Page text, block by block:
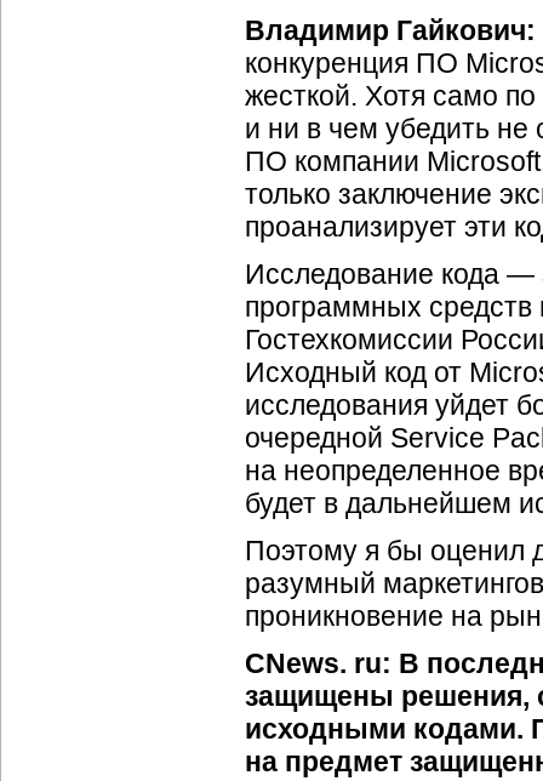
Владимир Гайкович:
конкуренция ПО
жесткой. Хотя само по
и ни в чем убедить не
ПО компании
только заключение
проанализирует эти
Исследование кода —
программных
Гостехкомиссии
Исходный код от
исследования уйдет
очередной Service
на неопределенное
будет в дальнейшем
Поэтому я бы оценил
разумный
проникновение на
CNews. ru: В
защищены решения,
исходными кодами.
на предмет